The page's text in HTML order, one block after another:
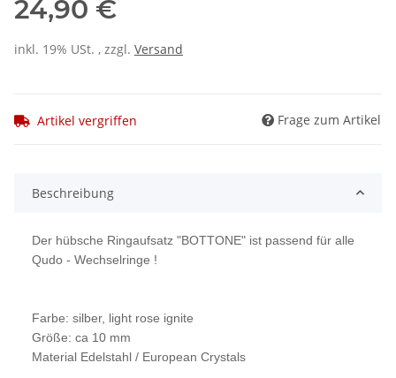
24,90 €
inkl. 19% USt. , zzgl. Versand
Artikel vergriffen Frage zum Artikel
Beschreibung
Der hübsche Ringaufsatz "BOTTONE" ist passend für alle
Qudo - Wechselringe !
Farbe: silber, light rose ignite
Größe: ca 10 mm
Material Edelstahl / European Crystals